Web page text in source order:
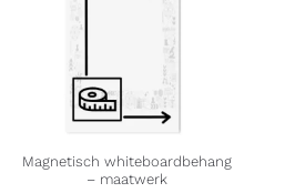
Magnetisch whiteboardbehang
– maatwerk